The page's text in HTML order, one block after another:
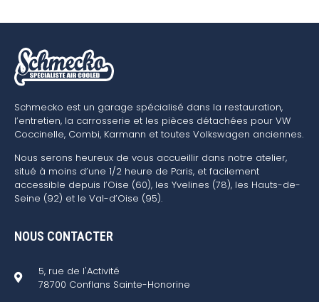
Schmecko est un garage spécialisé dans la restauration,
l’entretien, la carrosserie et les pièces détachées pour VW
Coccinelle, Combi, Karmann et toutes Volkswagen anciennes.
Nous serons heureux de vous accueillir dans notre atelier,
situé à moins d’une 1/2 heure de Paris, et facilement
accessible depuis l’Oise (60), les Yvelines (78), les Hauts-de-
Seine (92) et le Val-d’Oise (95).
NOUS CONTACTER
5, rue de l'Activité
78700 Conflans Sainte-Honorine